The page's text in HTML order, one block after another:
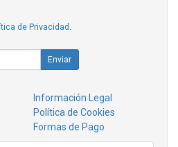
de Privacidad
Enviar
Información Legal
Política de Cookies
Formas de Pago